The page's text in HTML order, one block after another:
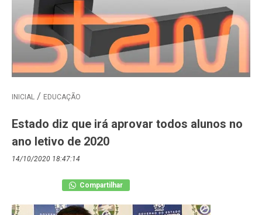
INICIAL EDUCAÇÃO
Estado diz que irá aprovar todos alunos no
ano letivo de 2020
14/10/2020 18:47:14
Compartilhar